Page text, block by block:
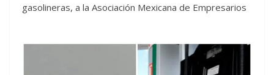
gasolineras, a la Asociación Mexicana de Empresarios